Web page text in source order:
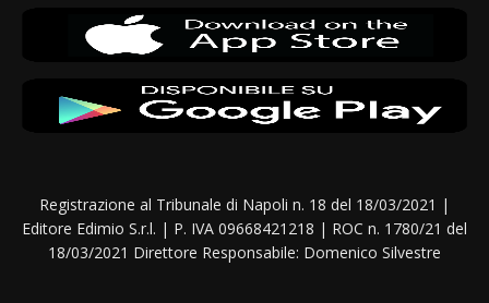
Registrazione al Tribunale di Napoli n. 18 del 18/03/2021 |
Editore Edimio S.r.l. | P. IVA 09668421218 | ROC n. 1780/21 del
18/03/2021 Direttore Responsabile: Domenico Silvestre